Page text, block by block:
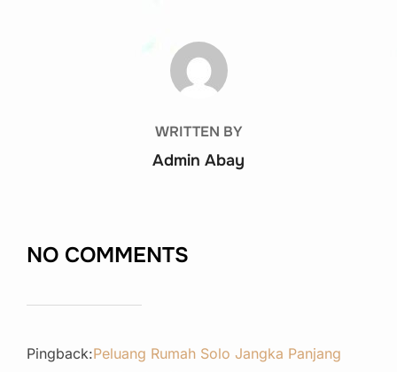
POST AUTHOR
WRITTEN BY
Admin Abay
NO COMMENTS
Pingback:Peluang Rumah Solo Jangka Panjang